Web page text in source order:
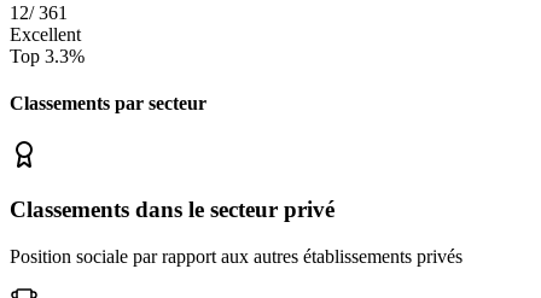
12/361
Excellent
Top 3.3%
Classements par secteur
Classements dans le secteur privé
Position sociale par rapport aux autres établissements privés